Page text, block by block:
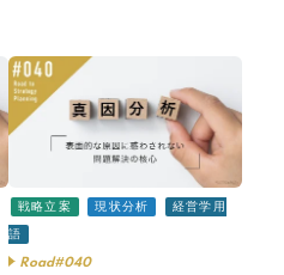
戦略立案 現状分析
経営学用
語
Road#040